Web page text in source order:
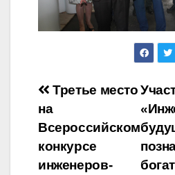
Навигация
по
записям
Третье место
на
Всероссийском
конкурсе
инженеров-